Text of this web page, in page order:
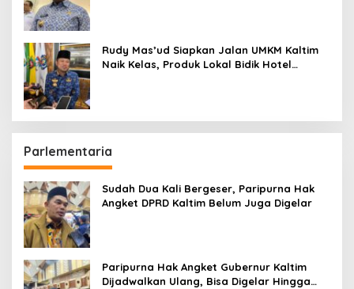
Rudy Mas’ud Siapkan Jalan UMKM Kaltim
Naik Kelas, Produk Lokal Bidik Hotel
Parlementaria
Sudah Dua Kali Bergeser, Paripurna Hak
Angket DPRD Kaltim Belum Juga Digelar
Paripurna Hak Angket Gubernur Kaltim
Dijadwalkan Ulang, Bisa Digelar Hingga